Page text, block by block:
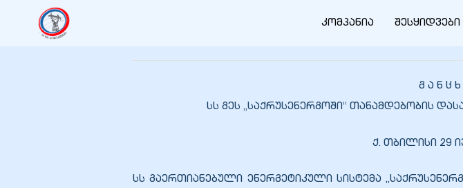
კომპანია შესყიდვები
გ ა ნ ც
სს გეს „საქრუსენერგოში“ თანამდებობის
ქ. თბილისი 29
სს გაერთიანებული ენერგეტიკული სისტემა